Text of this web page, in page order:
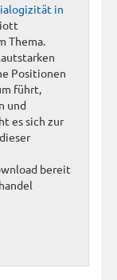
in
Thema.
Positionen
führt,
und
es sich zur
bereit